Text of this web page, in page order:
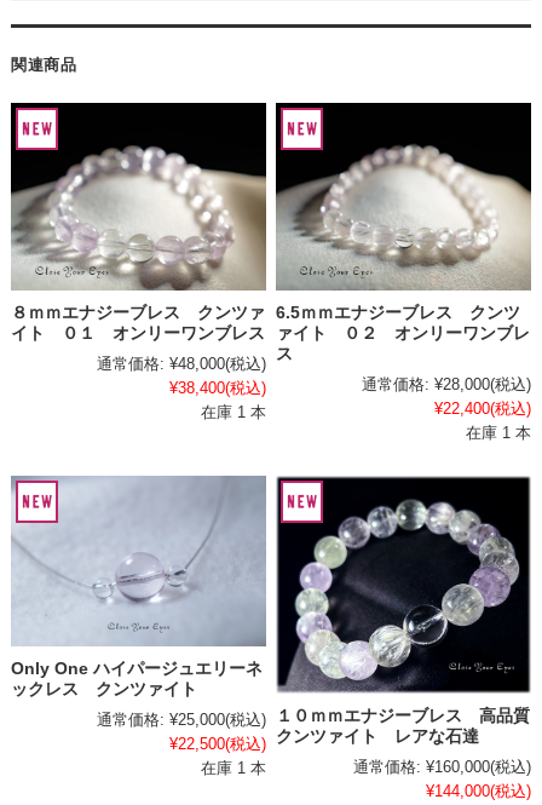
関連商品
８ｍｍエナジーブレス クンツァ
イト ０１ オンリーワンブレス
通常価格: ¥48,000(税込)
¥38,400(税込)
在庫 1 本
6.5ｍｍエナジーブレス クンツ
ァイト ０２ オンリーワンブレ
ス
通常価格: ¥28,000(税込)
¥22,400(税込)
在庫 1 本
Only One ハイパージュエリーネ
ックレス クンツァイト
通常価格: ¥25,000(税込)
¥22,500(税込)
在庫 1 本
１０ｍｍエナジーブレス 高品質
クンツァイト レアな石達
通常価格: ¥160,000(税込)
¥144,000(税込)